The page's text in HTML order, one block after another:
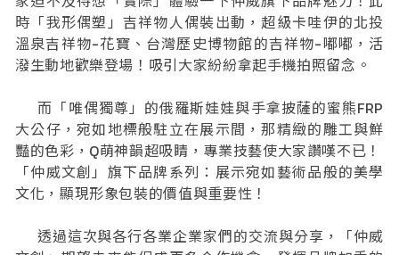
時「我形偶塑」吉祥物人偶裝出動，超級卡哇伊的北投
溫泉吉祥物-花寶、台灣歷史博物館的吉祥物-嘟嘟，活
潑生動地歡樂登場！吸引大家紛紛拿起手機拍照留念。
而「唯偶獨尊」的俄羅斯娃娃與手拿披薩的蜜熊FRP
大公仔，宛如地標般駐立在展示間，那精緻的雕工與鮮
豔的色彩，Q萌神韻超吸睛，專業技藝使大家讚嘆不已！
「仲威文創」旗下品牌系列：展示宛如藝術品般的美學
文化，顯現形象包裝的價值與重要性！
透過這次與各行各業企業家們的交流與分享，「仲威